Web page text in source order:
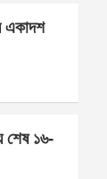
একাদশ
শেষ ১৬-